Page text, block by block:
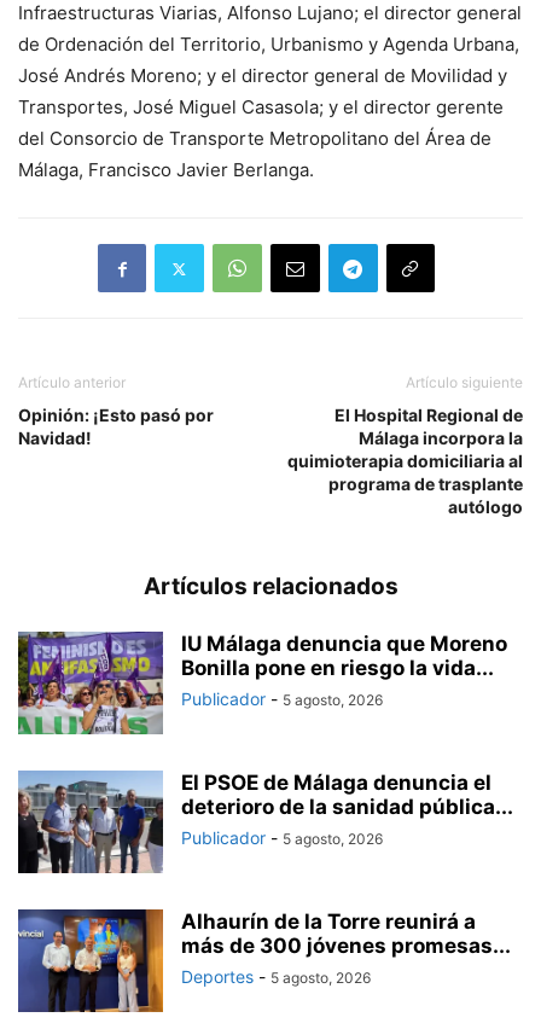
Infraestructuras Viarias, Alfonso Lujano; el director general
de Ordenación del Territorio, Urbanismo y Agenda Urbana,
José Andrés Moreno; y el director general de Movilidad y
Transportes, José Miguel Casasola; y el director gerente
del Consorcio de Transporte Metropolitano del Área de
Málaga, Francisco Javier Berlanga.
Artículo anterior
Opinión: ¡Esto pasó por
Navidad!
Artículo siguiente
El Hospital Regional de
Málaga incorpora la
quimioterapia domiciliaria al
programa de trasplante
autólogo
Artículos relacionados
IU Málaga denuncia que Moreno
Bonilla pone en riesgo la vida...
Publicador - 5 agosto, 2026
El PSOE de Málaga denuncia el
deterioro de la sanidad pública...
Publicador - 5 agosto, 2026
Alhaurín de la Torre reunirá a
más de 300 jóvenes promesas...
Deportes - 5 agosto, 2026